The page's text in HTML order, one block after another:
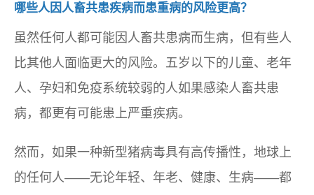
哪些人因人畜共患疾病而患重病的风险更高？
虽然任何人都可能因人畜共患病而生病，但有些人
比其他人面临更大的风险。五岁以下的儿童、老年
人、孕妇和免疫系统较弱的人如果感染人畜共患
病，都更有可能患上严重疾病。
然而，如果一种新型猪病毒具有高传播性，地球上
的任何人——无论年轻、年老、健康、生病——都